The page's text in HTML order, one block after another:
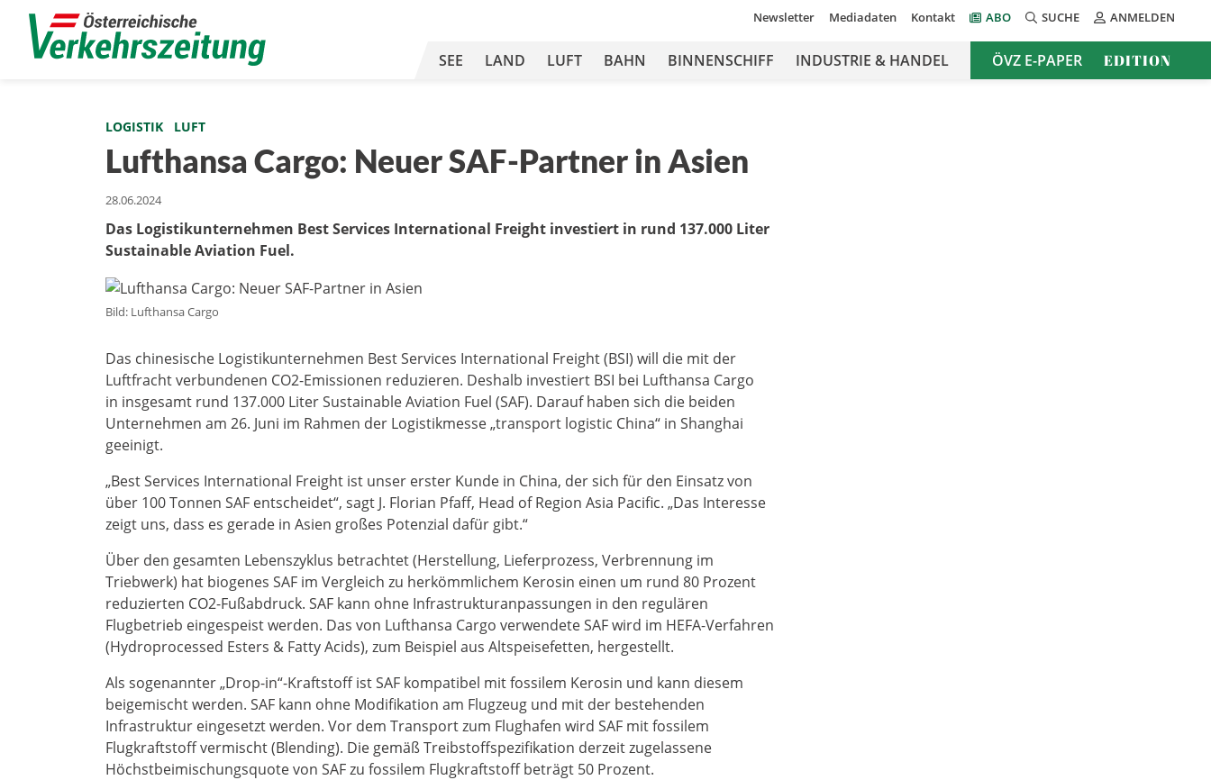
Newsletter Mediadaten Kontakt ABO SUCHE ANMELDEN
SEE LAND LUFT BAHN BINNENSCHIFF INDUSTRIE & HANDEL ÖVZ E-PAPER EDITION
LOGISTIK LUFT
Lufthansa Cargo: Neuer SAF-Partner in Asien
28.06.2024
Das Logistikunternehmen Best Services International Freight investiert in rund 137.000 Liter
Sustainable Aviation Fuel.
Bild: Lufthansa Cargo
Das chinesische Logistikunternehmen Best Services International Freight (BSI) will die mit der
Luftfracht verbundenen CO2-Emissionen reduzieren. Deshalb investiert BSI bei Lufthansa Cargo
in insgesamt rund 137.000 Liter Sustainable Aviation Fuel (SAF). Darauf haben sich die beiden
Unternehmen am 26. Juni im Rahmen der Logistikmesse „transport logistic China“ in Shanghai
geeinigt.
„Best Services International Freight ist unser erster Kunde in China, der sich für den Einsatz von
über 100 Tonnen SAF entscheidet“, sagt J. Florian Pfaff, Head of Region Asia Pacific. „Das Interesse
zeigt uns, dass es gerade in Asien großes Potenzial dafür gibt.“
Über den gesamten Lebenszyklus betrachtet (Herstellung, Lieferprozess, Verbrennung im
Triebwerk) hat biogenes SAF im Vergleich zu herkömmlichem Kerosin einen um rund 80 Prozent
reduzierten CO2-Fußabdruck. SAF kann ohne Infrastrukturanpassungen in den regulären
Flugbetrieb eingespeist werden. Das von Lufthansa Cargo verwendete SAF wird im HEFA-Verfahren
(Hydroprocessed Esters & Fatty Acids), zum Beispiel aus Altspeisefetten, hergestellt.
Als sogenannter „Drop-in“-Kraftstoff ist SAF kompatibel mit fossilem Kerosin und kann diesem
beigemischt werden. SAF kann ohne Modifikation am Flugzeug und mit der bestehenden
Infrastruktur eingesetzt werden. Vor dem Transport zum Flughafen wird SAF mit fossilem
Flugkraftstoff vermischt (Blending). Die gemäß Treibstoffspezifikation derzeit zugelassene
Höchstbeimischungsquote von SAF zu fossilem Flugkraftstoff beträgt 50 Prozent.